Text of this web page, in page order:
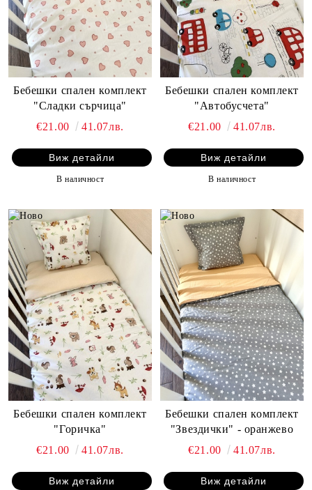
Бебешки спален комплект
"Сладки сърчица"
€21.00
41.07лв.
Виж детайли
В наличност
Бебешки спален комплект
"Автобусчета"
€21.00
41.07лв.
Виж детайли
В наличност
Бебешки спален комплект
"Горичка"
€21.00
41.07лв.
Виж детайли
Бебешки спален комплект
"Звездички" - оранжево
€21.00
41.07лв.
Виж детайли